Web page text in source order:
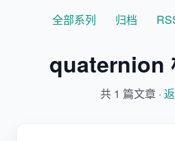
全部系列 归档
quaternion
共 1 篇文章 ·